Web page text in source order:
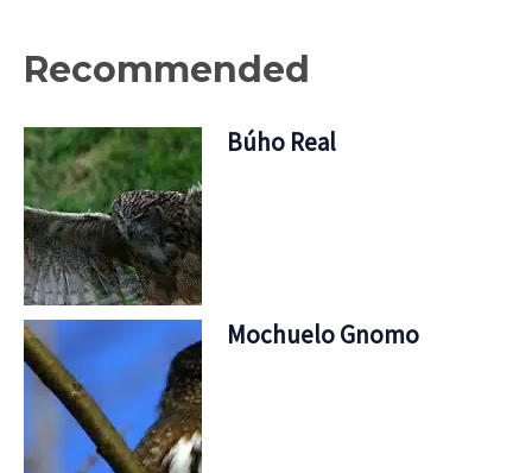
Recommended
Búho Real
Mochuelo Gnomo